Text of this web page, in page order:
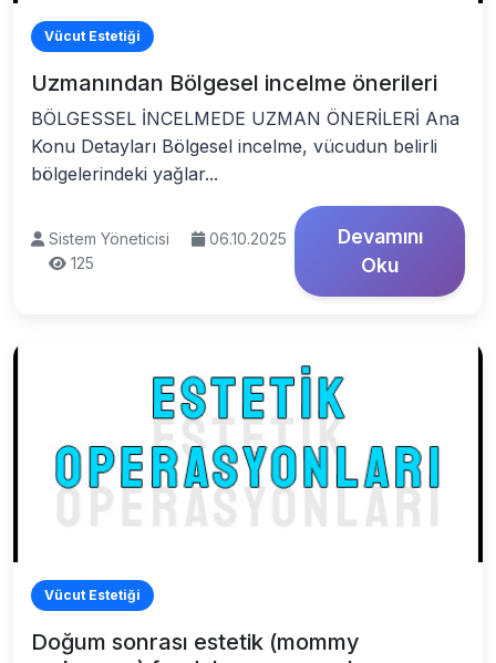
Vücut Estetiği
Uzmanından Bölgesel incelme önerileri
BÖLGESSEL İNCELMEDE UZMAN ÖNERİLERİ Ana
Konu Detayları Bölgesel incelme, vücudun belirli
bölgelerindeki yağlar...
Sistem Yöneticisi
06.10.2025
125
Devamını
Oku
Vücut Estetiği
Doğum sonrası estetik (mommy